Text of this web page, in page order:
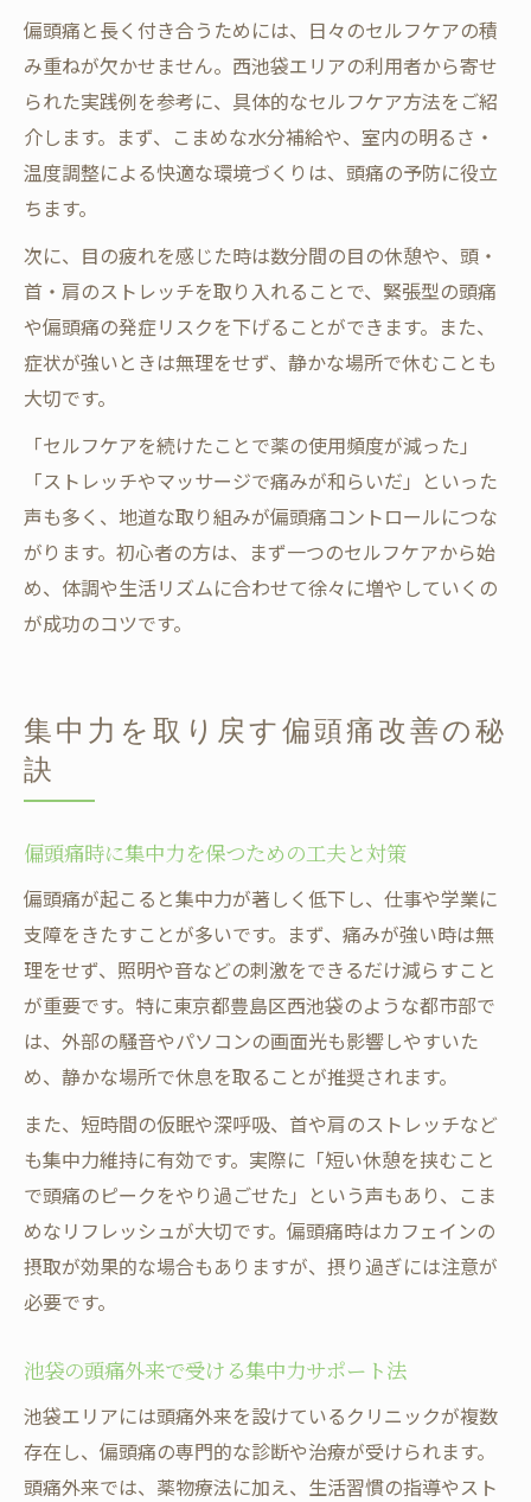
偏頭痛と長く付き合うためには、日々のセルフケアの積
み重ねが欠かせません。西池袋エリアの利用者から寄せ
られた実践例を参考に、具体的なセルフケア方法をご紹
介します。まず、こまめな水分補給や、室内の明るさ・
温度調整による快適な環境づくりは、頭痛の予防に役立
ちます。
次に、目の疲れを感じた時は数分間の目の休憩や、頭・
首・肩のストレッチを取り入れることで、緊張型の頭痛
や偏頭痛の発症リスクを下げることができます。また、
症状が強いときは無理をせず、静かな場所で休むことも
大切です。
「セルフケアを続けたことで薬の使用頻度が減った」
「ストレッチやマッサージで痛みが和らいだ」といった
声も多く、地道な取り組みが偏頭痛コントロールにつな
がります。初心者の方は、まず一つのセルフケアから始
め、体調や生活リズムに合わせて徐々に増やしていくの
が成功のコツです。
集中力を取り戻す偏頭痛改善の秘
訣
偏頭痛時に集中力を保つための工夫と対策
偏頭痛が起こると集中力が著しく低下し、仕事や学業に
支障をきたすことが多いです。まず、痛みが強い時は無
理をせず、照明や音などの刺激をできるだけ減らすこと
が重要です。特に東京都豊島区西池袋のような都市部で
は、外部の騒音やパソコンの画面光も影響しやすいた
め、静かな場所で休息を取ることが推奨されます。
また、短時間の仮眠や深呼吸、首や肩のストレッチなど
も集中力維持に有効です。実際に「短い休憩を挟むこと
で頭痛のピークをやり過ごせた」という声もあり、こま
めなリフレッシュが大切です。偏頭痛時はカフェインの
摂取が効果的な場合もありますが、摂り過ぎには注意が
必要です。
池袋の頭痛外来で受ける集中力サポート法
池袋エリアには頭痛外来を設けているクリニックが複数
存在し、偏頭痛の専門的な診断や治療が受けられます。
頭痛外来では、薬物療法に加え、生活習慣の指導やスト